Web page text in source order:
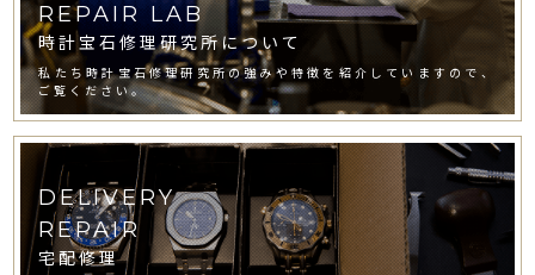
REPAIR LAB
時計宝石修理研究所について
私たち時計宝石修理研究所の強みや特徴を紹介していますので、
ご覧ください。
DELIVERY
REPAIR
宅配修理